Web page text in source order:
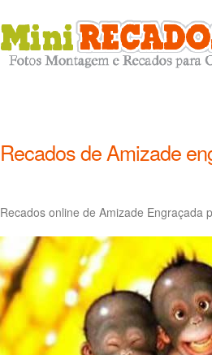
Recados de Amizade
Recados online de Amizade Engraçada